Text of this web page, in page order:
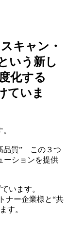
キャン・
いう新し
化する
ていま
品質” この３つ
ーションを提供
います。
ナー企業様と“共
す。